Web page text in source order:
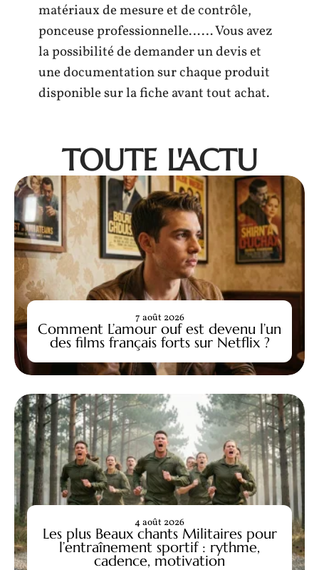
matériaux de mesure et de contrôle,
ponceuse professionnelle…… Vous avez
la possibilité de demander un devis et
une documentation sur chaque produit
disponible sur la fiche avant tout achat.
TOUTE L'ACTU
Comment L’amour ouf est devenu l’un
des films français forts sur Netflix ?
7 août 2026
Les plus Beaux chants Militaires pour
l’entraînement sportif : rythme,
cadence, motivation
4 août 2026